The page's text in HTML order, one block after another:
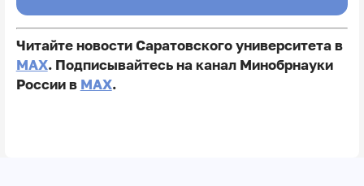
Читайте новости Саратовского университета в
MAX. Подписывайтесь на канал Минобрнауки
России в MAX.